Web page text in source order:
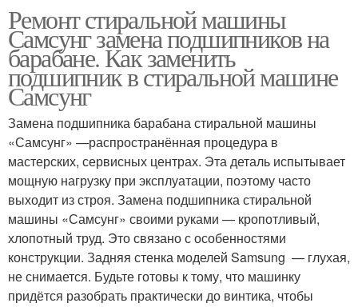
Ремонт стиральной машины
Самсунг замена подшипников на
барабане. Как заменить
подшипник в стиральной машине
Самсунг
Замена подшипника барабана стиральной машины
«Самсунг» —распространённая процедура в
мастерских, сервисных центрах. Эта деталь испытывает
мощную нагрузку при эксплуатации, поэтому часто
выходит из строя. Замена подшипника стиральной
машины «Самсунг» своими руками — кропотливый,
хлопотный труд. Это связано с особенностями
конструкции. Задняя стенка моделей Samsung — глухая,
не снимается. Будьте готовы к тому, что машинку
придётся разобрать практически до винтика, чтобы